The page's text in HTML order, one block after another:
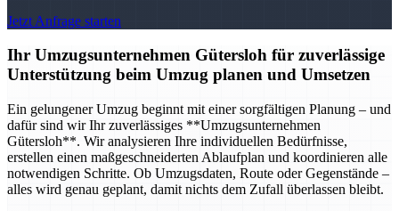
Jetzt Anfrage starten
Ihr Umzugsunternehmen Gütersloh für zuverlässige
Unterstützung beim Umzug planen und Umsetzen
Ein gelungener Umzug beginnt mit einer sorgfältigen Planung – und
dafür sind wir Ihr zuverlässiges **Umzugsunternehmen
Gütersloh**. Wir analysieren Ihre individuellen Bedürfnisse,
erstellen einen maßgeschneiderten Ablaufplan und koordinieren alle
notwendigen Schritte. Ob Umzugsdaten, Route oder Gegenstände –
alles wird genau geplant, damit nichts dem Zufall überlassen bleibt.